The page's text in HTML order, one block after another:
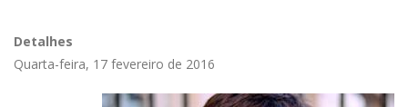
Detalhes
Quarta-feira, 17 fevereiro de 2016